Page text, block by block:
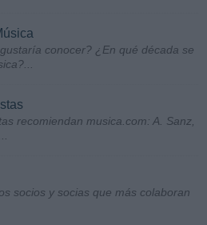
conocer? ¿En qué década se
recomiendan musica.com: A. Sanz,
socios y socias que más colaboran